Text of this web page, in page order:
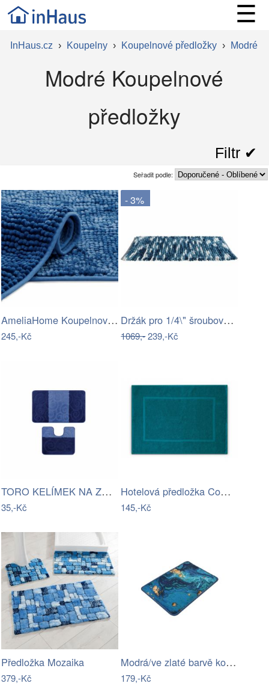
☰
InHaus.cz › Koupelny › Koupelnové předložky › Modré
Modré Koupelnové
předložky
Filtr ✔︎
Seřadit podle:
AmeliaHome Koupelnový koberec Bati…
245,-Kč
- 3%
Držák pro 1/4\" šroubováky a nástrčné…
1069,-239,-Kč
TORO KELÍMEK NA ZUBNÍ KARTÁČEK, PLAST
35,-Kč
Hotelová předložka Comfort azurová 750g…
145,-Kč
Předložka Mozaika
379,-Kč
Modrá/ve zlaté barvě koupelnová…
179,-Kč